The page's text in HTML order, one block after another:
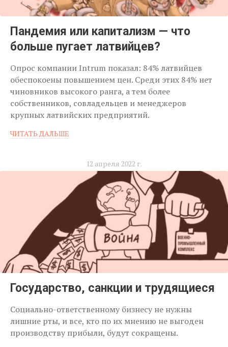
Пандемия или капитализм — что
больше пугает латвийцев?
Опрос компании Intrum показал: 84% латвийцев
обеспокоены повышением цен. Среди этих 84% нет
чиновников высокого ранга, а тем более
собственников, совладельцев и менеджеров
крупных латвийских предприятий.
ЧИТАТЬ ДАЛЬШЕ
12 апреля 2022 г.
Государство, санкции и трудящиеся
Социально-ответственному бизнесу не нужны
лишние рты, и все, кто по их мнению не выгоден
производству прибыли, будут сокращены.